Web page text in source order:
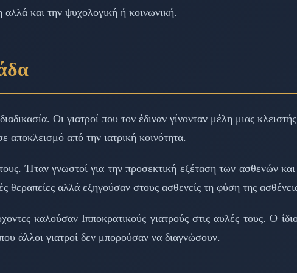
και την ψυχολογική ή κοινωνική.
Οι γιατροί που τον έδιναν γίνονταν μέλη μιας
από την ιατρική κοινότητα.
Ήταν γνωστοί για την προσεκτική εξέταση των ασθενών
αλλά εξηγούσαν στους ασθενείς τη φύση της
καλούσαν Ιπποκρατικούς γιατρούς στις αυλές τους. Ο
άλλοι γιατροί δεν μπορούσαν να διαγνώσουν.